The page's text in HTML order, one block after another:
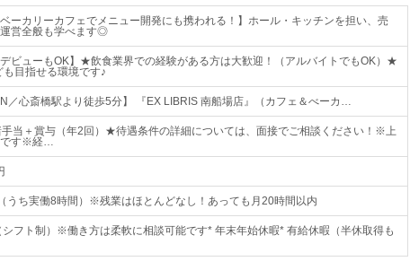
ーカリーカフェでメニュー開発にも携われる！】ホール・キッチンを担い、売
営全般も学べます◎
ビューもOK】★飲食業界での経験がある方は大歓迎！（アルバイトでもOK）★
目指せる環境です♪
／心斎橋駅より徒歩5分】 『EX LIBRIS 南船場店』（カフェ＆べーカ…
当＋賞与（年2回）★待遇条件の詳細については、面接でご相談ください！※上
です※経…
うち実働8時間）※残業はほとんどなし！あっても月20時間以内
フト制）※働き方は柔軟に相談可能です* 年末年始休暇* 有給休暇（半休取得も